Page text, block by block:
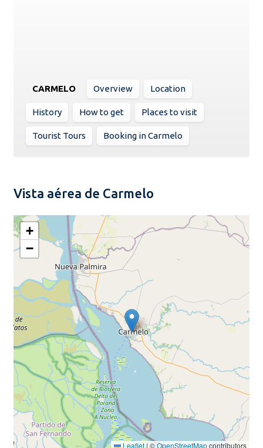
CARMELO Overview Location
History How to get Places to visit
Tourist Tours Booking in Carmelo
Vista aérea de Carmelo
+
−
Leaflet|©OpenStreetMapcontributors